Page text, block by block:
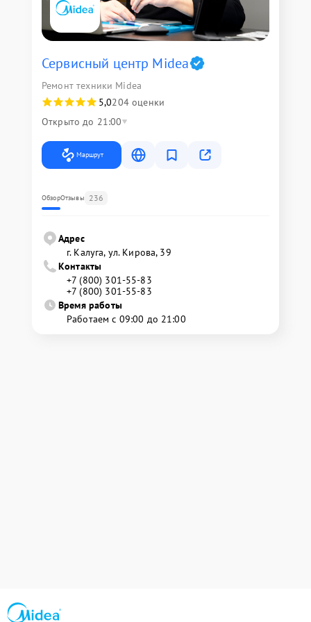
Сервисный центр Midea
Ремонт техники Midea
5,0204 оценки
Открыто до 21:00
Маршрут
ОбзорОтзывы 236
Адрес
г. Калуга, ул. Кирова, 39
Контакты
+7 (800) 301-55-83
+7 (800) 301-55-83
Время работы
Работаем с 09:00 до 21:00